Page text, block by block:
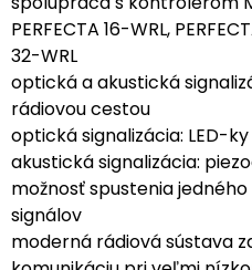
PERFECTA 16-WRL,
32-WRL
optická a akustická
rádiovou cestou
optická signalizácia: LED-
akustická signalizácia:
možnosť spustenia
signálov
moderná rádiová sústava